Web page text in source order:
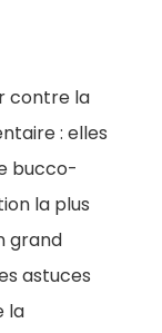
contre la
: elles
bucco-
la plus
grand
astuces
la